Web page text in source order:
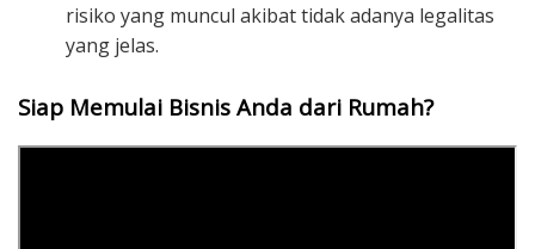
risiko yang muncul akibat tidak adanya legalitas
yang jelas.
Siap Memulai Bisnis Anda dari Rumah?